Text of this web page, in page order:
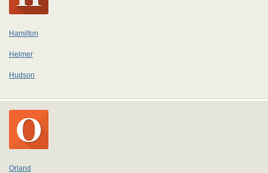
Hamilton
Helmer
Hudson
Orland